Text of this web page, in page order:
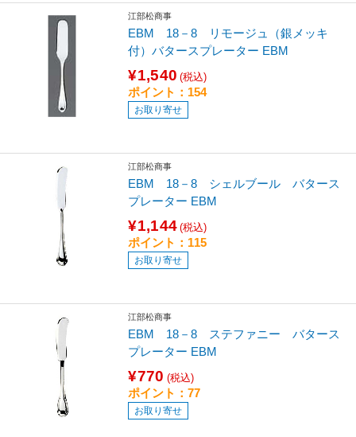
江部松商事
EBM 18－8 リモージュ（銀メッキ
付）バタースプレーター EBM
¥1,540 (税込)
ポイント：154
お取り寄せ
江部松商事
EBM 18－8 シェルブール バタース
プレーター EBM
¥1,144 (税込)
ポイント：115
お取り寄せ
江部松商事
EBM 18－8 ステファニー バタース
プレーター EBM
¥770 (税込)
ポイント：77
お取り寄せ